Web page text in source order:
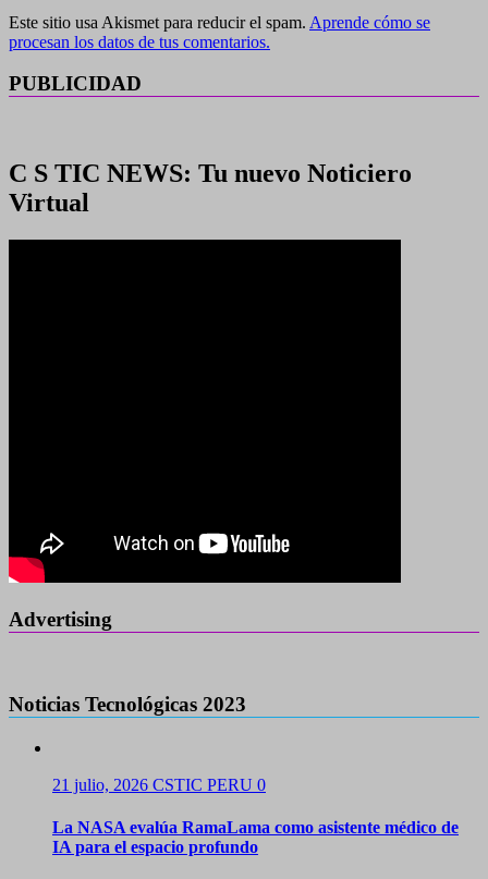
Este sitio usa Akismet para reducir el spam. Aprende cómo se
procesan los datos de tus comentarios.
PUBLICIDAD
C S TIC NEWS: Tu nuevo Noticiero
Virtual
Advertising
Noticias Tecnológicas 2023
21 julio, 2026 CSTIC PERU 0
La NASA evalúa RamaLama como asistente médico de
IA para el espacio profundo